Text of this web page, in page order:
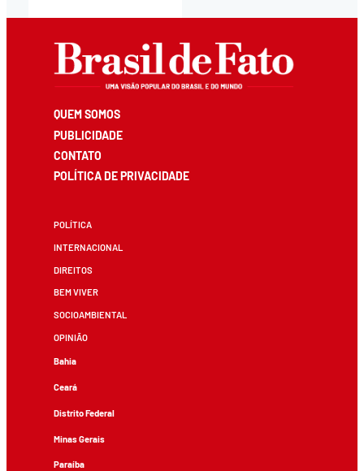
QUEM SOMOS
PUBLICIDADE
CONTATO
POLÍTICA DE PRIVACIDADE
POLÍTICA
INTERNACIONAL
DIREITOS
BEM VIVER
SOCIOAMBIENTAL
OPINIÃO
Bahia
Ceará
Distrito Federal
Minas Gerais
Paraíba